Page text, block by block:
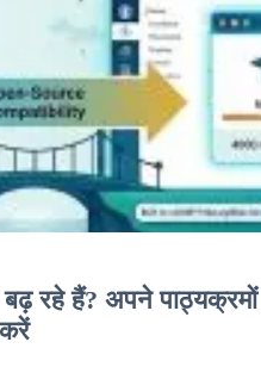
रहे हैं? अपने पाठ्यक्रमों